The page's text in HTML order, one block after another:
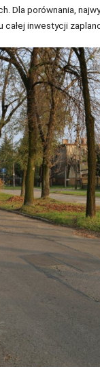
Dla porównania,
inwestycji